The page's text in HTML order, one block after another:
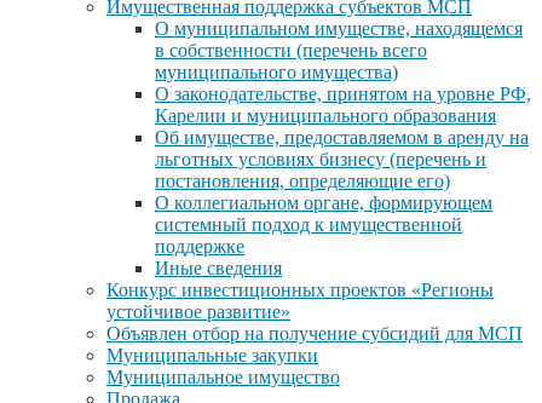
Имущественная поддержка субъектов МСП
О муниципальном имуществе, находящемся
в собственности (перечень всего
муниципального имущества)
О законодательстве, принятом на уровне РФ,
Карелии и муниципального образования
Об имуществе, предоставляемом в аренду на
льготных условиях бизнесу (перечень и
постановления, определяющие его)
О коллегиальном органе, формирующем
системный подход к имущественной
поддержке
Иные сведения
Конкурс инвестиционных проектов «Регионы
устойчивое развитие»
Объявлен отбор на получение субсидий для МСП
Муниципальные закупки
Муниципальное имущество
Продажа